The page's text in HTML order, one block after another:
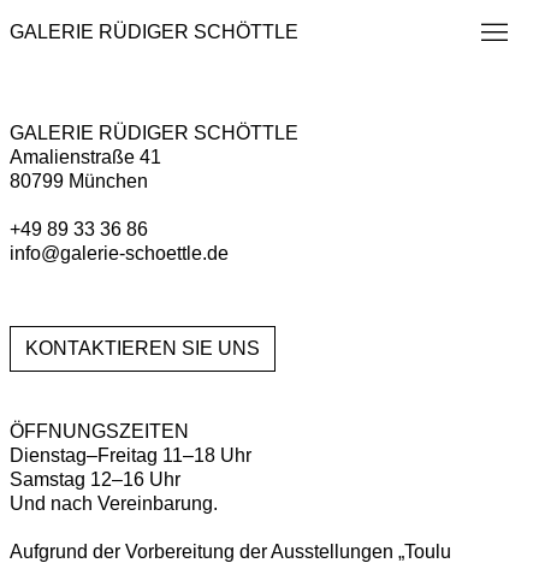
GALERIE RÜDIGER SCHÖTTLE
GALERIE RÜDIGER SCHÖTTLE
Amalienstraße 41
80799 München
+49 89 33 36 86
info@galerie-schoettle.de
KONTAKTIEREN SIE UNS
ÖFFNUNGSZEITEN
Dienstag–Freitag 11–18 Uhr
Samstag 12–16 Uhr
Und nach Vereinbarung.
Aufgrund der Vorbereitung der Ausstellungen „Toulu